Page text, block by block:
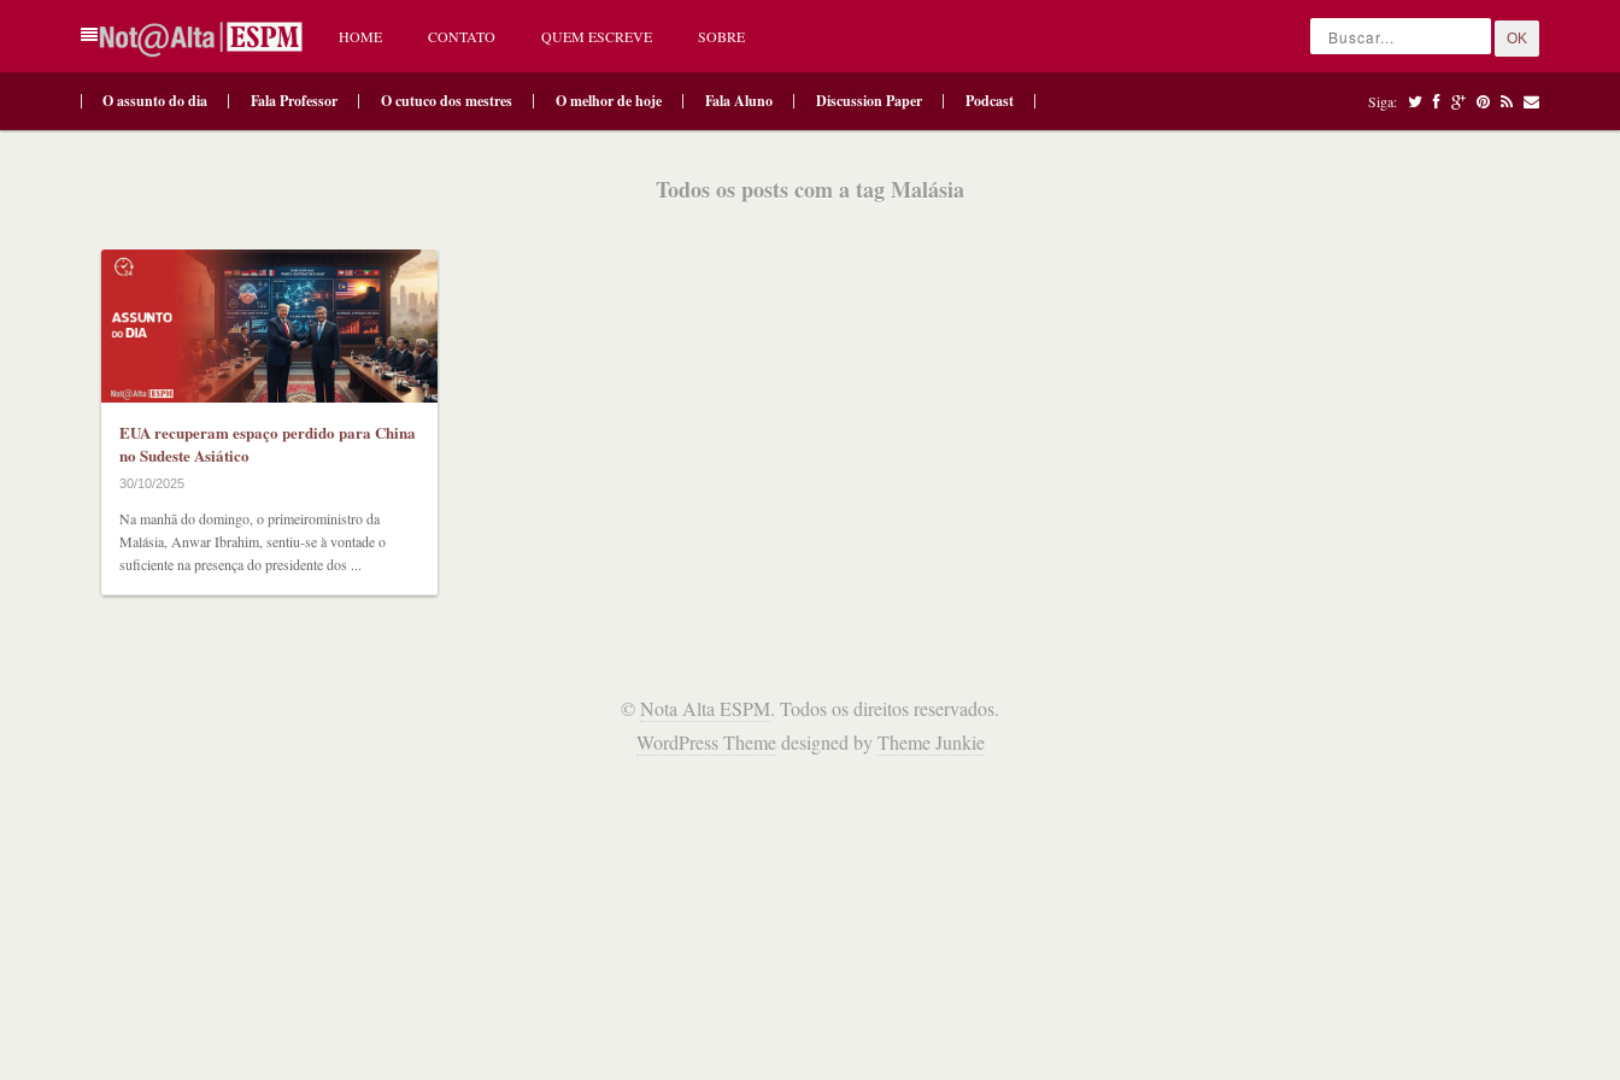
HOME CONTATO QUEM ESCREVE SOBRE OK
O assunto do dia Fala Professor O cutuco dos mestres O melhor de hoje Fala Aluno Discussion Paper Podcast Siga:
Todos os posts com a tag Malásia
EUA recuperam espaço perdido para China
no Sudeste Asiático
30/10/2025
Na manhã do domingo, o primeiroministro da
Malásia, Anwar Ibrahim, sentiu-se à vontade o
suficiente na presença do presidente dos ...
©Nota Alta ESPM. Todos os direitos reservados.
WordPress Themedesigned by Theme Junkie